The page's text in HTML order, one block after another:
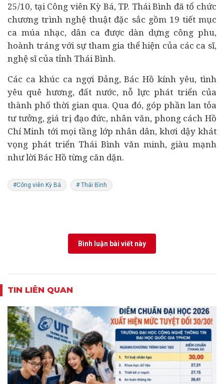
25/10, tại Công viên Kỳ Bá, TP. Thái Bình đã tổ chức
chương trình nghệ thuật đặc sắc gồm 19 tiết mục
ca múa nhạc, dân ca được dàn dựng công phu,
hoành tráng với sự tham gia thể hiện của các ca sĩ,
nghệ sĩ của tỉnh Thái Bình.
Các ca khúc ca ngợi Đảng, Bác Hồ kính yêu, tình
yêu quê hương, đất nước, nỗ lực phát triển của
thành phố thời gian qua. Qua đó, góp phần lan tỏa
tư tưởng, giá trị đạo đức, nhân văn, phong cách Hồ
Chí Minh tới mọi tầng lớp nhân dân, khơi dậy khát
vọng phát triển Thái Bình văn minh, giàu mạnh
như lời Bác Hồ từng căn dặn.
#Công viên Kỳ Bá # Thái Bình
Bình luận bài viết này
TIN LIÊN QUAN